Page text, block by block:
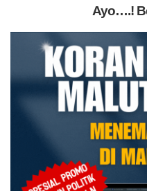
Ayo….!